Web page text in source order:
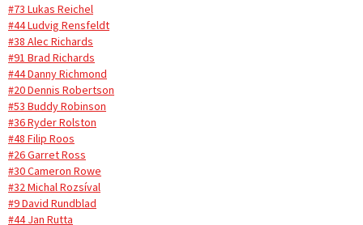
#73 Lukas Reichel
#44 Ludvig Rensfeldt
#38 Alec Richards
#91 Brad Richards
#44 Danny Richmond
#20 Dennis Robertson
#53 Buddy Robinson
#36 Ryder Rolston
#48 Filip Roos
#26 Garret Ross
#30 Cameron Rowe
#32 Michal Rozsíval
#9 David Rundblad
#44 Jan Rutta